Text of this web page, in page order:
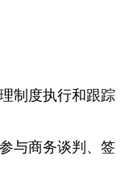
制度执行和跟踪
与商务谈判、签